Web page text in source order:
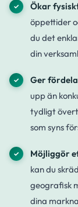
Ökar
öppettider
du det
din
Ger
upp än
tydligt
som syns
Möjliggör
kan du
geografisk
dina